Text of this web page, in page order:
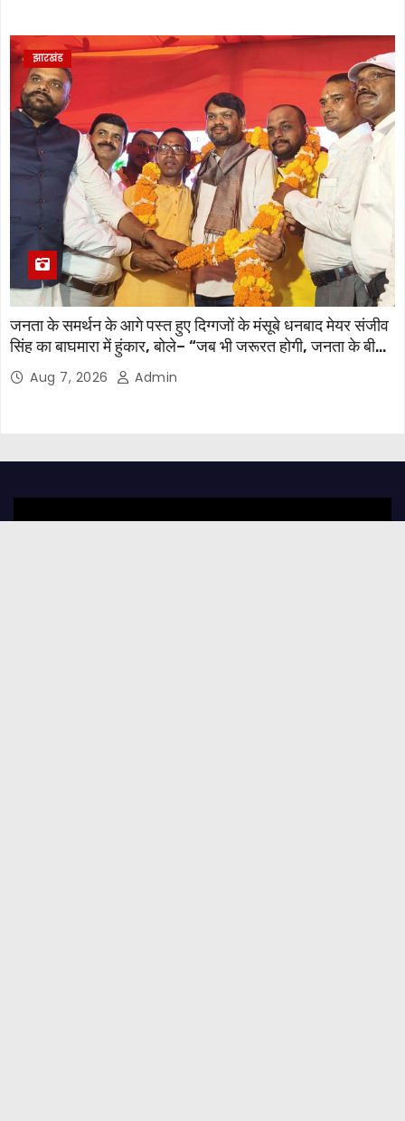
झारखंड
जनता के समर्थन के आगे पस्त हुए दिग्गजों के मंसूबे धनबाद मेयर संजीव
सिंह का बाघमारा में हुंकार, बोले– “जब भी जरूरत होगी, जनता के बीच
मौजूद रहूंगा”
Aug 7, 2026 Admin